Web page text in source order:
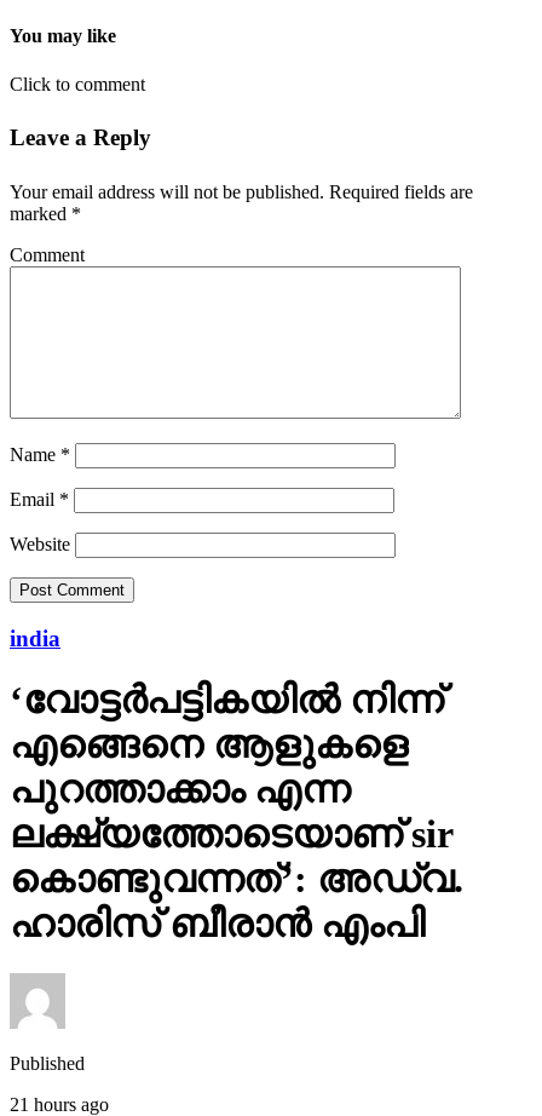
You may like
Click to comment
Leave a Reply
Your email address will not be published. Required fields are
marked *
Comment
Name *
Email *
Website
india
‘വോട്ടര്‍പട്ടികയില്‍ നിന്ന്
എങ്ങെനെ ആളുകളെ
പുറത്താക്കാം എന്ന
ലക്ഷ്യത്തോടെയാണ് sir
കൊണ്ടുവന്നത്’: അഡ്വ.
ഹാരിസ് ബീരാൻ എംപി
Published
21 hours ago